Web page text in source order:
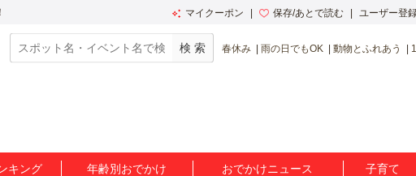
マイクーポン 保存/あとで読む ユーザー登
春休み 雨の日でもOK 動物とふれあう
キング 年齢別おでかけ おでかけニュース 子育て